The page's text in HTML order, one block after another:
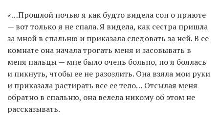
«…Прошлой ночью я как будто видела сон о приюте
— вот только я не спала. Я видела, как сестра пришла
за мной в спальню и приказала следовать за ней. В ее
комнате она начала трогать меня и засовывать в
меня пальцы — мне было очень больно, но я боялась
и пикнуть, чтобы ее не разозлить. Она взяла мои руки
и приказала растирать все ее тело… Отсылая меня
обратно в спальню, она велела никому об этом не
рассказывать.